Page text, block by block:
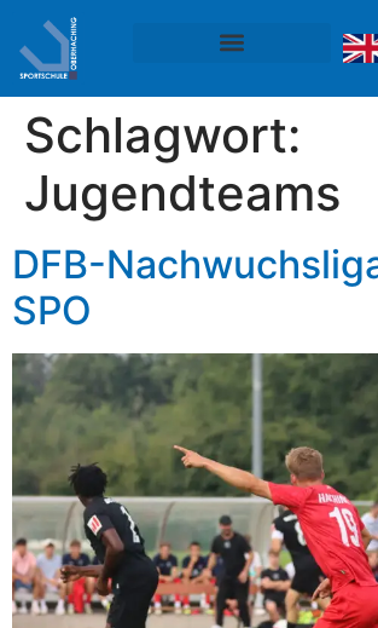
Schlagwort:
Jugendteams
DFB-
SPO